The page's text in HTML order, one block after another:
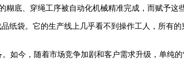
底、穿绳工序被自动化机械精准完成，而赋予这
纸袋。它的生产线上几乎看不到操作工人，所有
如今，随着市场竞争加剧和客户需求升级，单纯的